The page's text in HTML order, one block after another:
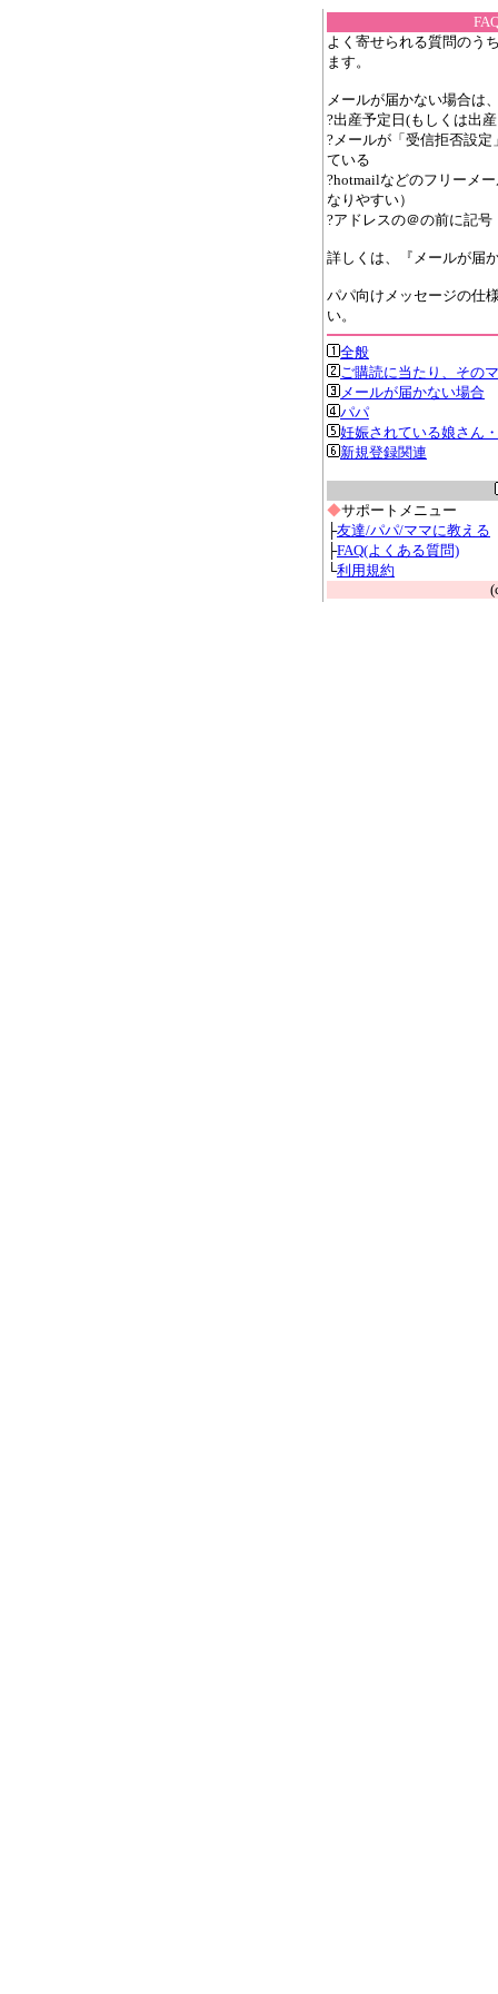
よく寄せられる質問のう
ます。
メールが届かない場合は
?出産予定日(もしくは出
?メールが「受信拒否設
ている
?hotmailなどのフリーメ
なりやすい）
?アドレスの＠の前に記
詳しくは、『メールが届
パパ向けメッセージの仕
い。
全般
ご購読に当たり、その
メールが届かない場合
パパ
妊娠されている娘さん
新規登録関連
◆サポートメニュー
├友達/パパ/ママに教える
├FAQ(よくある質問)
└利用規約